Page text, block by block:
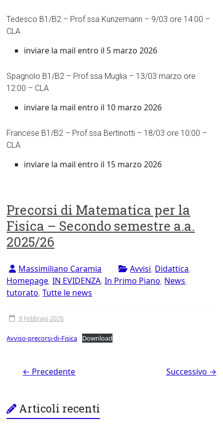
Tedesco B1/B2 – Prof.ssa Kunzemann – 9/03 ore 14:00 –
CLA
inviare la mail entro il 5 marzo 2026
Spagnolo B1/B2 – Prof.ssa Muglia – 13/03 marzo ore
12:00 – CLA
inviare la mail entro il 10 marzo 2026
Francese B1/B2 – Prof.ssa Bertinotti – 18/03 ore 10:00 –
CLA
inviare la mail entro il 15 marzo 2026
Precorsi di Matematica per la
Fisica – Secondo semestre a.a.
2025/26
Massimiliano Caramia Avvisi, Didattica,
Homepage,IN EVIDENZA,In Primo Piano, News,
tutorato,Tutte le news
9 Febbraio 2026
Avviso-precorsi-di-Fisica Download
← Precedente Successivo →
Articoli recenti